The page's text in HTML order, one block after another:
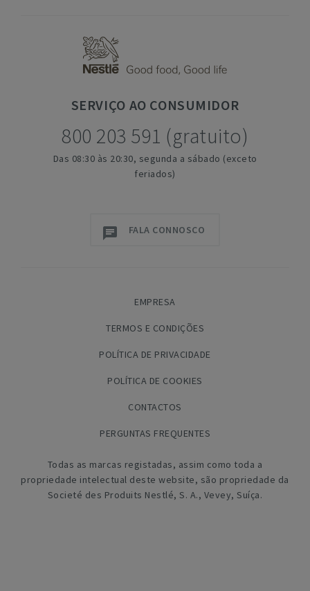
SERVIÇO AO CONSUMIDOR
800 203 591 (gratuito)
Das 08:30 às 20:30, segunda a sábado (exceto
feriados)
FALA CONNOSCO
EMPRESA
TERMOS E CONDIÇÕES
POLÍTICA DE PRIVACIDADE
POLÍTICA DE COOKIES
CONTACTOS
PERGUNTAS FREQUENTES
Todas as marcas registadas, assim como toda a
propriedade intelectual deste website, são propriedade da
Societé des Produits Nestlé, S. A., Vevey, Suíça.